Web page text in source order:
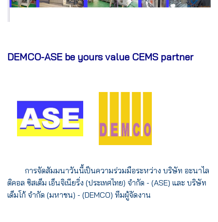
DEMCO-ASE be yours value CEMS partner
การจัดสัมมนาวันนี้เป็นความร่วมมือระหว่าง บริษัท อะนาไล
ติคอล ซิสเต็ม เอ็นจิเนียริ่ง (ประเทศไทย) จำกัด - (ASE) และ บริษัท
เด็มโก้ จำกัด (มหาชน) - (DEMCO) ทีมผู้จัดงาน